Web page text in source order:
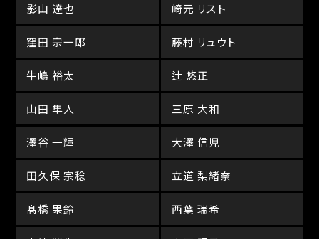
影山 達也 崎元 リスト
窪田 宗一郎 藤村 リュウト
牛嶋 裕太 辻 悠正
山田 隼人 三原 大和
澤谷 一輝 大澤 信児
田久保 宗稔 立道 梨緒奈
髙橋 果鈴 西葉 瑞希